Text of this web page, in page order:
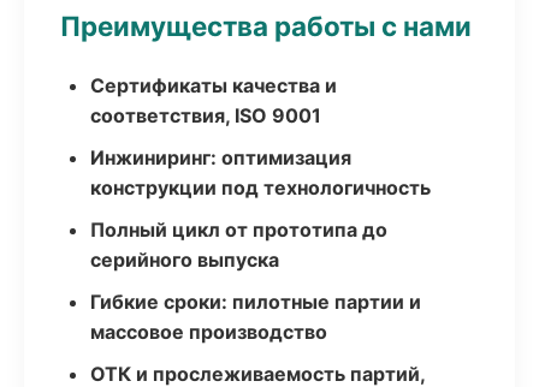
Преимущества работы с нами
Сертификаты качества и
соответствия, ISO 9001
Инжиниринг: оптимизация
конструкции под технологичность
Полный цикл от прототипа до
серийного выпуска
Гибкие сроки: пилотные партии и
массовое производство
ОТК и прослеживаемость партий,